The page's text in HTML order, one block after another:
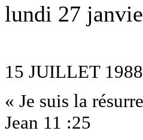
lundi 27
15 JUILLET
« Je suis la
Jean 11 :25